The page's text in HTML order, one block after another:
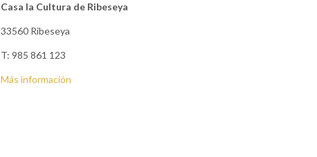
Casa la Cultura de Ribeseya
33560 Ribeseya
T: 985 861 123
Más información